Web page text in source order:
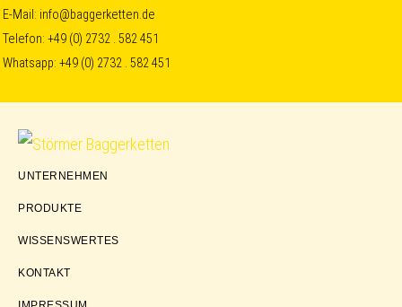
Skip
to
primary
navigation
Skip
to
content
Skip
to
E-Mail: info@baggerketten.de
Telefon:+49 (0) 2732 . 582 451
Whatsapp:+49 (0) 2732 . 582 451
Störmer
UNTERNEHMEN
PRODUKTE
WISSENSWERTES
KONTAKT